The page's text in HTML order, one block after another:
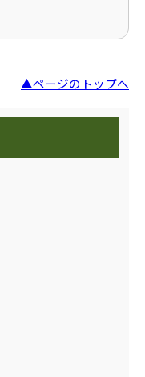
▲ページのトップへ